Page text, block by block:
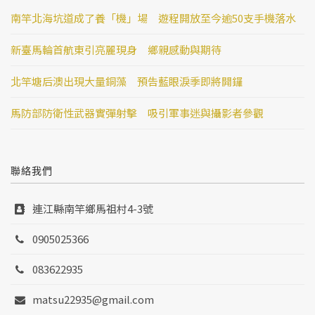
南竿北海坑道成了養「機」場 遊程開放至今逾50支手機落水
新臺馬輪首航東引亮麗現身 鄉親感動與期待
北竿塘后澳出現大量銅藻 預告藍眼淚季即將開鑼
馬防部防衛性武器實彈射擊 吸引軍事迷與攝影者參觀
聯絡我們
連江縣南竿鄉馬祖村4-3號
0905025366
083622935
matsu22935@gmail.com